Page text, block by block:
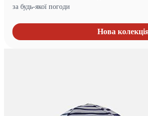
за будь-якої погоди
Нова